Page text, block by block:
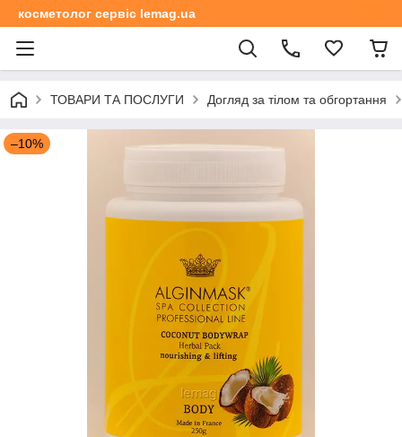
косметолог сервіс lemag.ua
ТОВАРИ ТА ПОСЛУГИ Догляд за тілом та обгортання
–10%